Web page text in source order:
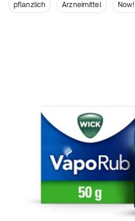
pflanzlich Arzneimittel